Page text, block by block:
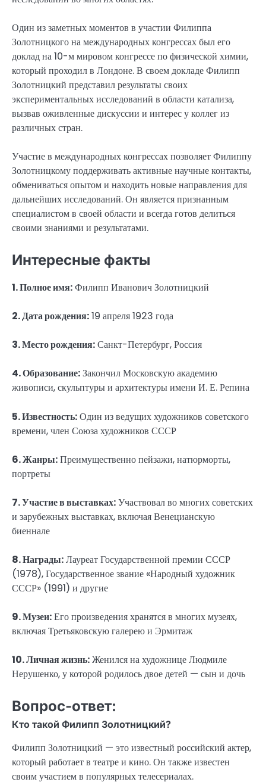
Один из заметных моментов в участии Филиппа
Золотницкого на международных конгрессах был его
доклад на 10-м мировом конгрессе по физической химии,
который проходил в Лондоне. В своем докладе Филипп
Золотницкий представил результаты своих
экспериментальных исследований в области катализа,
вызвав оживленные дискуссии и интерес у коллег из
различных стран.
Участие в международных конгрессах позволяет Филиппу
Золотницкому поддерживать активные научные контакты,
обмениваться опытом и находить новые направления для
дальнейших исследований. Он является признанным
специалистом в своей области и всегда готов делиться
своими знаниями и результатами.
Интересные факты
1. Полное имя:Филипп Иванович Золотницкий
2. Дата рождения:19 апреля 1923 года
3. Место рождения:Санкт-Петербург, Россия
4. Образование:Закончил Московскую академию
живописи, скульптуры и архитектуры имени И. Е. Репина
5. Известность:Один из ведущих художников советского
времени, член Союза художников СССР
6. Жанры:Преимущественно пейзажи, натюрморты,
портреты
7. Участие в выставках:Участвовал во многих советских
и зарубежных выставках, включая Венецианскую
биеннале
8. Награды:Лауреат Государственной премии СССР
(1978), Государственное звание «Народный художник
СССР» (1991) и другие
9. Музеи:Его произведения хранятся в многих музеях,
включая Третьяковскую галерею и Эрмитаж
10. Личная жизнь:Женился на художнице Людмиле
Нерушенко, у которой родилось двое детей — сын и дочь
Вопрос-ответ:
Кто такой Филипп Золотницкий?
Филипп Золотницкий — это известный российский актер,
который работает в театре и кино. Он также известен
своим участием в популярных телесериалах.